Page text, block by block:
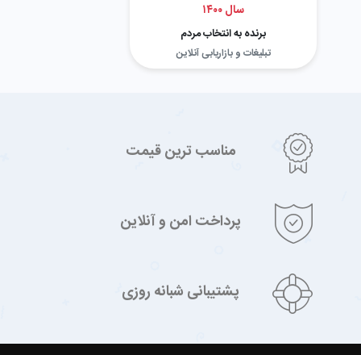
سال ۱۴۰۰
برنده به انتخاب مردم
تبلیغات و بازاریابی آنلاین
مناسب ترین قیمت
پرداخت امن و آنلاین
پشتیبانی شبانه روزی